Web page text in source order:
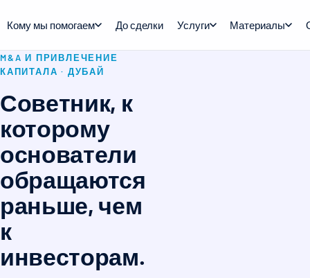
Кому мы помогаем До сделки Услуги Материалы
M&A И ПРИВЛЕЧЕНИЕ
КАПИТАЛА · ДУБАЙ
Советник, к
которому
основатели
обращаются
раньше, чем
к
инвесторам.